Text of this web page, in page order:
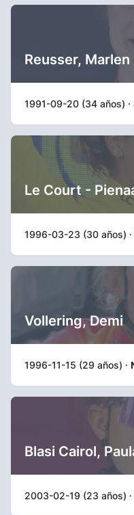
Reusser, Marlen
1991-09-20 (34 años) ·
Le Court -
1996-03-23 (30 años) ·
Vollering, Demi
1996-11-15 (29 años) ·
Blasi Cairol,
2003-02-19 (23 años) ·